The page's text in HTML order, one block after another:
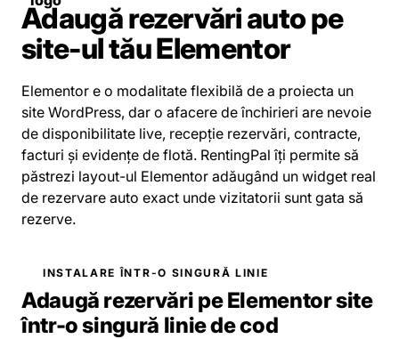
Adaugă rezervări auto pe
site-ul tău Elementor
Elementor e o modalitate flexibilă de a proiecta un
site WordPress, dar o afacere de închirieri are nevoie
de disponibilitate live, recepție rezervări, contracte,
facturi și evidențe de flotă. RentingPal îți permite să
păstrezi layout-ul Elementor adăugând un widget real
de rezervare auto exact unde vizitatorii sunt gata să
rezerve.
INSTALARE ÎNTR-O SINGURĂ LINIE
Adaugă rezervări pe Elementor site
într-o singură linie de cod